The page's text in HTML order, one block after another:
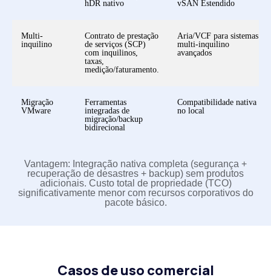
hDR nativo
vSAN Estendido
Multi-
inquilino
Contrato de prestação
de serviços (SCP)
com inquilinos,
taxas,
medição/faturamento.
Aria/VCF para sistemas
multi-inquilino
avançados
Migração
VMware
Ferramentas
integradas de
migração/backup
bidirecional
Compatibilidade nativa
no local
Vantagem: Integração nativa completa (segurança +
recuperação de desastres + backup) sem produtos
adicionais. Custo total de propriedade (TCO)
significativamente menor com recursos corporativos do
pacote básico.
Casos de uso comercial